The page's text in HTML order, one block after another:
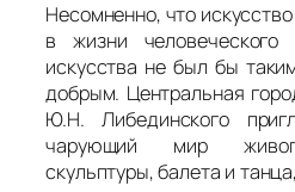
Несомненно, что
в жизни
искусства не был бы
добрым. Центральная
Ю.Н. Либединского
чарующий мир
скульптуры, балета и